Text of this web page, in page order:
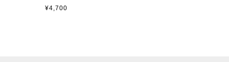
¥4,700